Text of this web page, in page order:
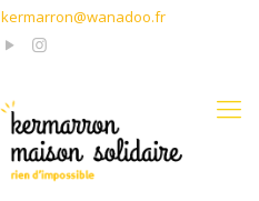
kermarron@wanadoo.fr